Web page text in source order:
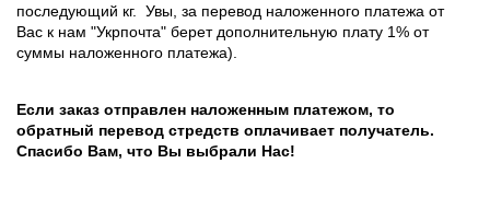
последующий кг. Увы, за перевод наложенного платежа от
Вас к нам "Укрпочта" берет дополнительную плату 1% от
суммы наложенного платежа).
Если заказ отправлен наложенным платежом, то
обратный перевод стредств оплачивает получатель.
Спасибо Вам, что Вы выбрали Нас!